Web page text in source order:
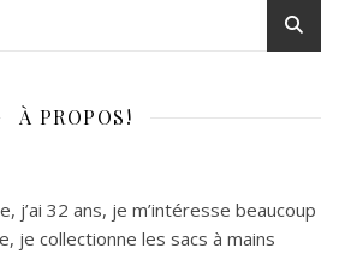
À PROPOS!
j’ai 32 ans, je m’intéresse beaucoup
je collectionne les sacs à mains